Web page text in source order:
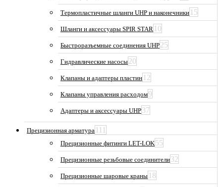
Термопластичные шланги UHP и наконечники 15
Шланги и аксессуары SPIR STAR 10
Быстроразъемные соединения UHP25
Гидравлические насосы20
Клапаны и адаптеры пластин 12
Клапаны управления расходом9
Адаптеры и аксессуары UHP37
Прецизионная арматура 111
Прецизионные фитинги LET-LOK55
Прецизионные резьбовые соединители32
Прецизионные шаровые краны 18